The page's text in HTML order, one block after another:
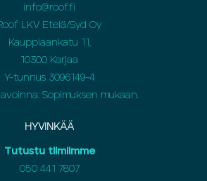
info@roof.fi
LKV Etelä/Syd Oy
Kauppiaankatu 11,
10300 Karjaa
Y-tunnus 3096149-4
avoinna: Sopimuksen mukaan.
HYVINKÄÄ
Tutustu tiimiimme
050 441 7807